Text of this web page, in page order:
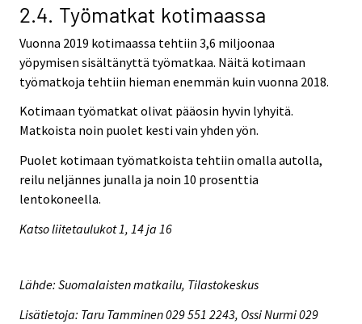
2.4. Työmatkat kotimaassa
Vuonna 2019 kotimaassa tehtiin 3,6 miljoonaa
yöpymisen sisältänyttä työmatkaa. Näitä kotimaan
työmatkoja tehtiin hieman enemmän kuin vuonna 2018.
Kotimaan työmatkat olivat pääosin hyvin lyhyitä.
Matkoista noin puolet kesti vain yhden yön.
Puolet kotimaan työmatkoista tehtiin omalla autolla,
reilu neljännes junalla ja noin 10 prosenttia
lentokoneella.
Katso liitetaulukot 1, 14 ja 16
Lähde: Suomalaisten matkailu, Tilastokeskus
Lisätietoja: Taru Tamminen 029 551 2243, Ossi Nurmi 029